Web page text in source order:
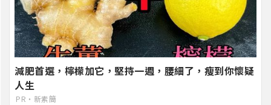
減肥首選，檸檬加它，堅持一週，腰細了，瘦到你懷疑
人生
PR・新素簡